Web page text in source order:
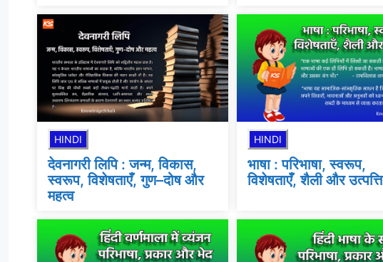
HINDI
देवनागरी लिपि : जन्म, विकास,
स्वरूप, विशेषताएँ, गुण–दोष और
महत्व
HINDI
भाषा : परिभाषा, स्वरूप,
विशेषताएँ, शैली और उत्पत्ति